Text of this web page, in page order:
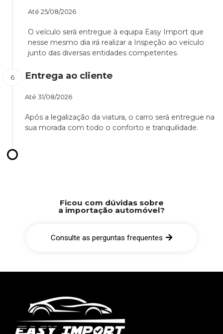
Até 25/08/2026
O veículo será entregue à equipa Easy Import que
nesse mesmo dia irá realizar a Inspeção ao veículo
junto das diversas entidades competentes.
Entrega ao cliente
Até 31/08/2026
Após a legalização da viatura, o carro será entregue na
sua morada com todo o conforto e tranquilidade.
Ficou com dúvidas sobre
a importação automóvel?
Consulte as perguntas frequentes